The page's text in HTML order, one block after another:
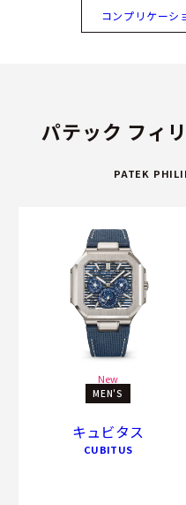
コンプリケーシ
パテック フィ
PATEK
New
MEN'S
キュビタス
CUBITUS